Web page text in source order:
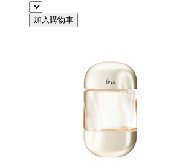
加入購物車